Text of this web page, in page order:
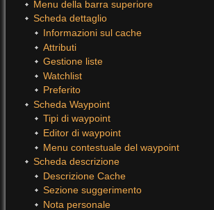
Menu della barra superiore
Scheda dettaglio
Informazioni sul cache
Attributi
Gestione liste
Watchlist
Preferito
Scheda Waypoint
Tipi di waypoint
Editor di waypoint
Menu contestuale del waypoint
Scheda descrizione
Descrizione Cache
Sezione suggerimento
Nota personale